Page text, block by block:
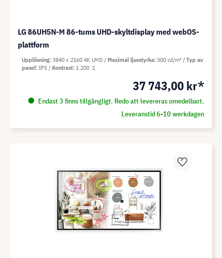
LG 86UH5N-M 86-tums UHD-skyltdisplay med webOS-
plattform
37 743,00 kr*
Endast 3 finns tillgängligt. Redo att levereras omedelbart.
Leveranstid 6-10 werkdagen
Upplösning 3840 x 2160 4K UHD Maximal ljusstyrka 500 cd/m²
Typ av
panel IPS Kontrast 1 200 :1